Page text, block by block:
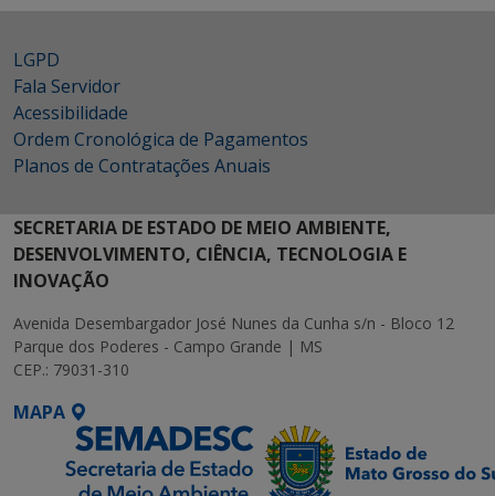
LGPD
Fala Servidor
Acessibilidade
Ordem Cronológica de Pagamentos
Planos de Contratações Anuais
SECRETARIA DE ESTADO DE MEIO AMBIENTE,
DESENVOLVIMENTO, CIÊNCIA, TECNOLOGIA E
INOVAÇÃO
Avenida Desembargador José Nunes da Cunha s/n - Bloco 12
Parque dos Poderes - Campo Grande | MS
CEP.: 79031-310
MAPA